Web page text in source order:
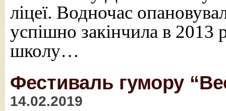
ліцеї. Водночас
успішно закінчила в
школу…
Фестиваль гумору
14.02.2019